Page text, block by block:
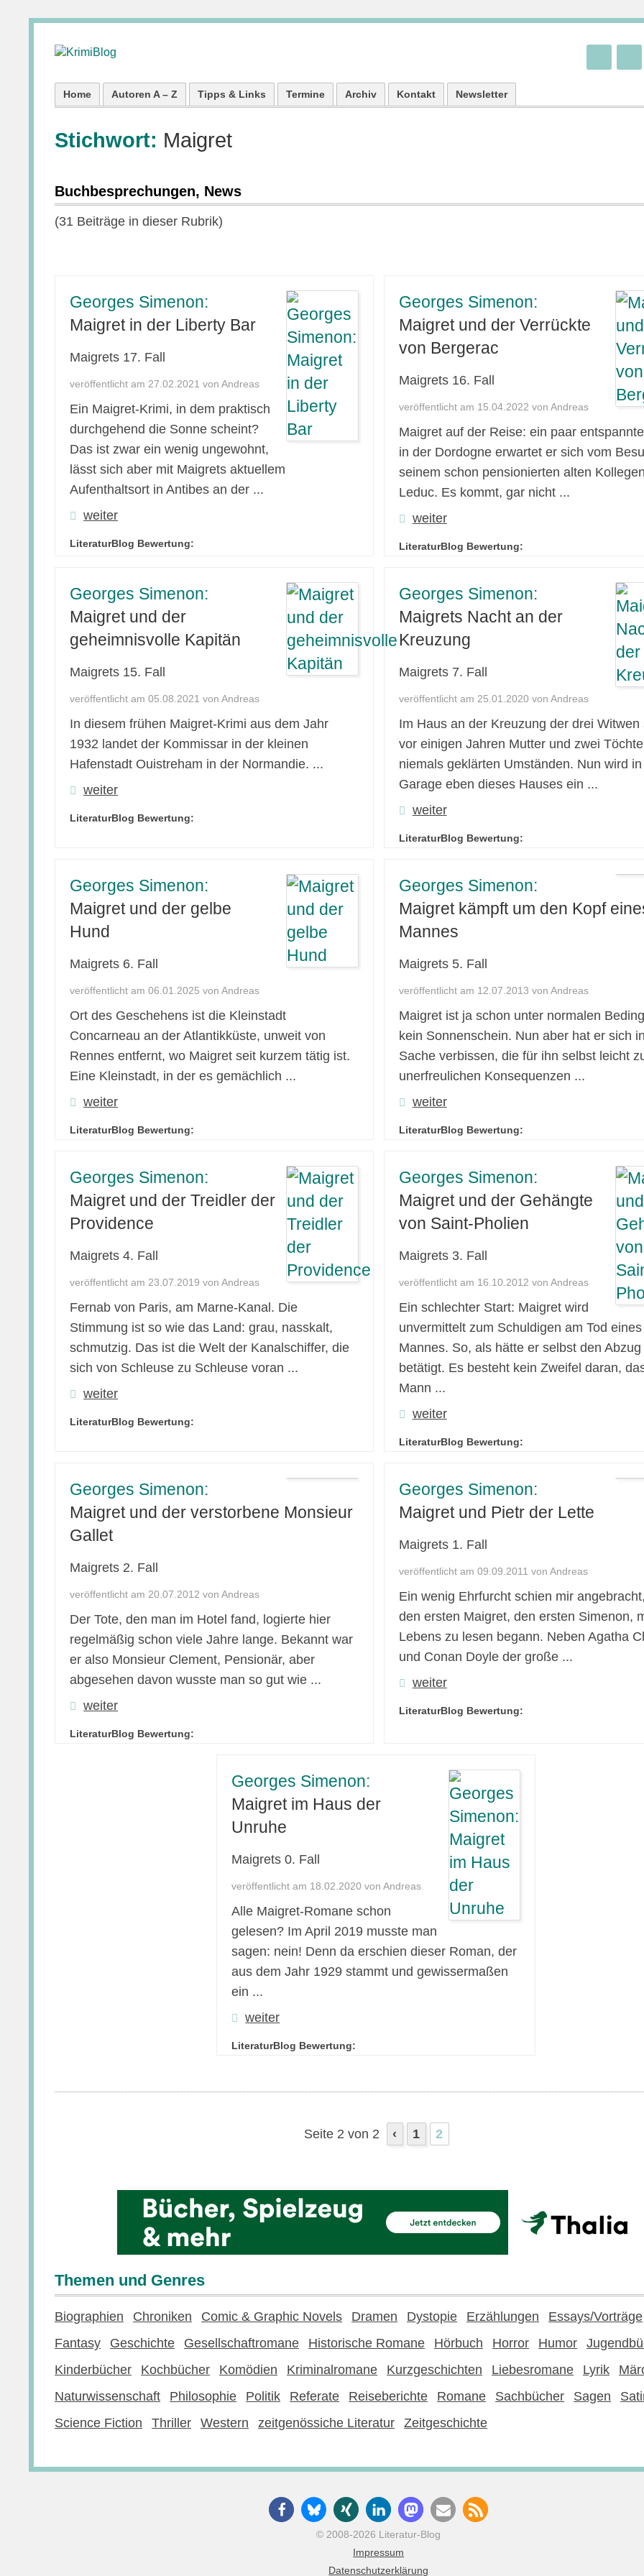
Home Autoren A – Z Tipps & Links Termine Archiv Kontakt Newsletter
Stichwort: Maigret
Buchbesprechungen, News
(31 Beiträge in dieser Rubrik)
Georges Simenon:
Maigret in der Liberty Bar
Maigrets 17. Fall
veröffentlicht am 27.02.2021 von Andreas
Ein Maigret-Krimi, in dem praktisch
durchgehend die Sonne scheint?
Das ist zwar ein wenig ungewohnt,
lässt sich aber mit Maigrets aktuellem
Aufenthaltsort in Antibes an der ...
weiter
LiteraturBlog Bewertung:
Georges Simenon:
Maigret und der Verrückte
von Bergerac
Maigrets 16. Fall
veröffentlicht am 15.04.2022 von Andreas
Maigret auf der Reise: ein paar
in der Dordogne erwartet er sich vom
seinem schon pensionierten alten Kollegen
Leduc. Es kommt, gar nicht ...
weiter
LiteraturBlog Bewertung:
Georges Simenon:
Maigret und der
geheimnisvolle Kapitän
Maigrets 15. Fall
veröffentlicht am 05.08.2021 von Andreas
In diesem frühen Maigret-Krimi aus dem Jahr
1932 landet der Kommissar in der kleinen
Hafenstadt Ouistreham in der Normandie. ...
weiter
LiteraturBlog Bewertung:
Georges Simenon:
Maigrets Nacht an der
Kreuzung
Maigrets 7. Fall
veröffentlicht am 25.01.2020 von Andreas
Im Haus an der Kreuzung der drei Witwen
vor einigen Jahren Mutter und zwei
niemals geklärten Umständen. Nun wird
Garage eben dieses Hauses ein ...
weiter
LiteraturBlog Bewertung:
Georges Simenon:
Maigret und der gelbe
Hund
Maigrets 6. Fall
veröffentlicht am 06.01.2025 von Andreas
Ort des Geschehens ist die Kleinstadt
Concarneau an der Atlantikküste, unweit von
Rennes entfernt, wo Maigret seit kurzem tätig ist.
Eine Kleinstadt, in der es gemächlich ...
weiter
LiteraturBlog Bewertung:
Georges Simenon:
Maigret kämpft um den Kopf
Mannes
Maigrets 5. Fall
veröffentlicht am 12.07.2013 von Andreas
Maigret ist ja schon unter normalen
kein Sonnenschein. Nun aber hat er sich
Sache verbissen, die für ihn selbst leicht
unerfreulichen Konsequenzen ...
weiter
LiteraturBlog Bewertung:
Georges Simenon:
Maigret und der Treidler der
Providence
Maigrets 4. Fall
veröffentlicht am 23.07.2019 von Andreas
Fernab von Paris, am Marne-Kanal. Die
Stimmung ist so wie das Land: grau, nasskalt,
schmutzig. Das ist die Welt der Kanalschiffer, die
sich von Schleuse zu Schleuse voran ...
weiter
LiteraturBlog Bewertung:
Georges Simenon:
Maigret und der Gehängte
von Saint-Pholien
Maigrets 3. Fall
veröffentlicht am 16.10.2012 von Andreas
Ein schlechter Start: Maigret wird
unvermittelt zum Schuldigen am Tod eines
Mannes. So, als hätte er selbst den Abzug
betätigt. Es besteht kein Zweifel daran,
Mann ...
weiter
LiteraturBlog Bewertung:
Georges Simenon:
Maigret und der verstorbene Monsieur
Gallet
Maigrets 2. Fall
veröffentlicht am 20.07.2012 von Andreas
Der Tote, den man im Hotel fand, logierte hier
regelmäßig schon viele Jahre lange. Bekannt war
er also Monsieur Clement, Pensionär, aber
abgesehen davon wusste man so gut wie ...
weiter
LiteraturBlog Bewertung:
Georges Simenon:
Maigret und Pietr der Lette
Maigrets 1. Fall
veröffentlicht am 09.09.2011 von Andreas
Ein wenig Ehrfurcht schien mir
den ersten Maigret, den ersten Simenon,
Lebens zu lesen begann. Neben Agatha
und Conan Doyle der große ...
weiter
LiteraturBlog Bewertung:
Georges Simenon:
Maigret im Haus der
Unruhe
Maigrets 0. Fall
veröffentlicht am 18.02.2020 von Andreas
Alle Maigret-Romane schon
gelesen? Im April 2019 musste man
sagen: nein! Denn da erschien dieser Roman, der
aus dem Jahr 1929 stammt und gewissermaßen
ein ...
weiter
LiteraturBlog Bewertung:
Seite 2 von 2 ‹ 1 2
Themen und Genres
Biographien Chroniken Comic & Graphic Novels Dramen Dystopie Erzählungen
Essays/Vorträge
Fantasy
Geschichte Gesellschaftromane Historische Romane Hörbuch Horror Humor
Kinderbücher
Kochbücher Komödien Kriminalromane Kurzgeschichten Liebesromane Lyrik
Naturwissenschaft
Philosophie Politik Referate Reiseberichte Romane Sachbücher Sagen
Science Fiction
Thriller Western zeitgenössiche Literatur Zeitgeschichte
© 2008-2026 Literatur-Blog
Impressum
Datenschutzerklärung